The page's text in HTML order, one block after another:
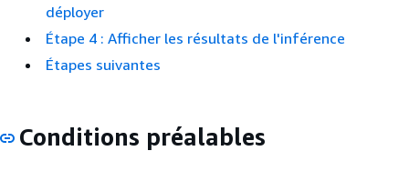
déployer
Étape 4 : Afficher les résultats de l'inférence
Étapes suivantes
Conditions préalables